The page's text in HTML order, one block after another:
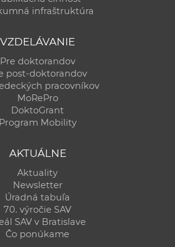
infraštruktúra
VZDELÁVANIE
Pre doktorandov
post-doktorandov
pracovníkov
MoRePro
DoktoGrant
Program Mobility
AKTUÁLNE
Aktuality
Newsletter
Úradná tabuľa
70. výročie SAV
SAV v Bratislave
Čo ponúkame